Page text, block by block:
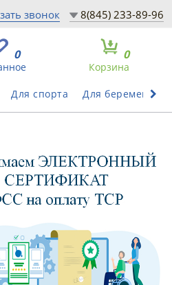
звонок 8(845) 233-89-96
Корзина
0
0
Для спорта Для беременных